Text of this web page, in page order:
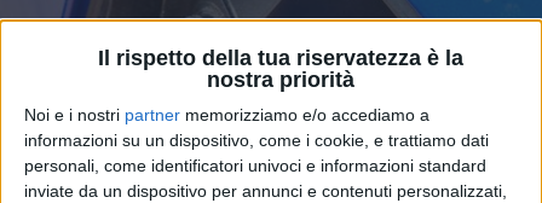
Il rispetto della tua riservatezza è la
nostra priorità
Noi e i nostri partner memorizziamo e/o accediamo a
informazioni su un dispositivo, come i cookie, e trattiamo dati
personali, come identificatori univoci e informazioni standard
inviate da un dispositivo per annunci e contenuti personalizzati,